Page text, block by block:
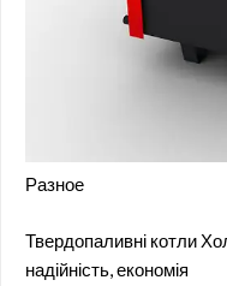
Разное
Твердопаливні котли
надійність, економія